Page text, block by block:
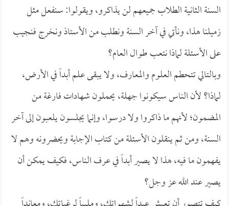
السنة الثانية الطلاب جميعهم لن يذاكرو، ويقولوا: سنفعل مثل
زميلنا هذا، ونأتي في آخر السنة ونطلب من الأستاذ ونخرج فنجيب
على الأسئلة لماذا نتعب طوال العام؟
وبالتالي تتحطم العلوم والمعارف، ولا يبقى علم أبداً في الأرض،
لماذا؟ لأن الناس سيكونوا جهلة، يحملون شهادات فارغة من
المضمون؛ لأنهم ما ذاكروا ولا درسوا، وإنما يجلسون يلعبون إلى آخر
السنة، ومن ثم ينقلون الأسئلة من كتاب الإجابة ويحضرونه وهم لا
يفهمون ما فيه، هذا لا يصير أبداً في عرف الناس، فكيف يمكن أن
يصير عند الله عز وجل؟